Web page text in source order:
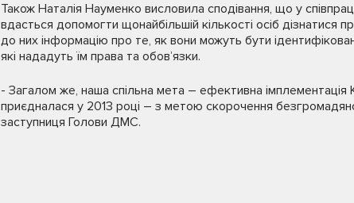
Також Наталія Науменко висловила сподівання, що у
вдасться допомогти щонайбільшій кількості осіб
до них інформацію про те, як вони можуть бути
які нададуть їм права та обов’язки.
- Загалом же, наша спільна мета – ефективна імплементація
приєдналася у 2013 році – з метою скорочення
заступниця Голови ДМС.